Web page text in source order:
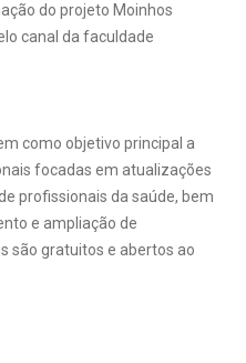
do projeto Moinhos
canal da faculdade
como objetivo principal a
focadas em atualizações
profissionais da saúde, bem
e ampliação de
são gratuitos e abertos ao